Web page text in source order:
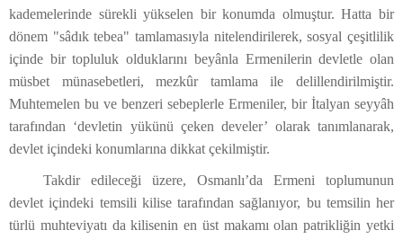
kademelerinde sürekli yükselen bir konumda olmuştur. Hatta bir
dönem "sâdık tebea" tamlamasıyla nitelendirilerek, sosyal çeşitlilik
içinde bir topluluk olduklarını beyânla Ermenilerin devletle olan
müsbet münasebetleri, mezkûr tamlama ile delillendirilmiştir.
Muhtemelen bu ve benzeri sebeplerle Ermeniler, bir İtalyan seyyâh
tarafından ‘devletin yükünü çeken develer’ olarak tanımlanarak,
devlet içindeki konumlarına dikkat çekilmiştir.
Takdir edileceği üzere, Osmanlı’da Ermeni toplumunun
devlet içindeki temsili kilise tarafından sağlanıyor, bu temsilin her
türlü muhteviyatı da kilisenin en üst makamı olan patrikliğin yetki